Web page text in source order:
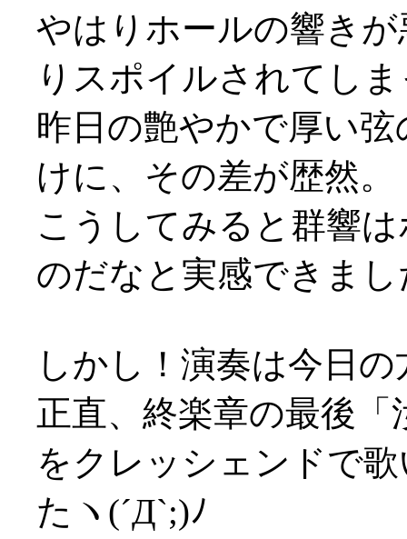
やはりホールの響き
りスポイルされてし
昨日の艶やかで厚い
けに、その差が歴然。
こうしてみると群響
のだなと実感できま
しかし！演奏は今日
正直、終楽章の最後
をクレッシェンドで
たヽ(´Д`;)ﾉ